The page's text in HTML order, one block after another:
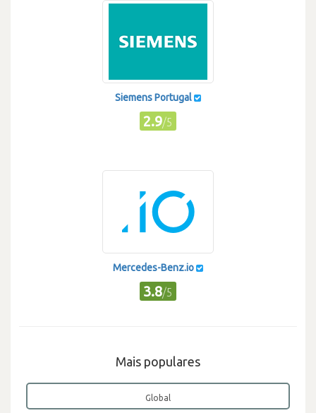
Siemens Portugal
2.9/5
Mercedes-Benz.io
3.8/5
Mais populares
Global